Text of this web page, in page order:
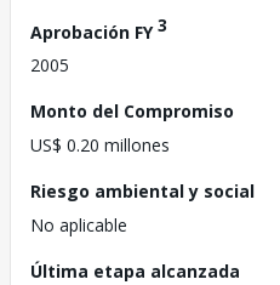
Aprobación FY3
2005
Monto del Compromiso
US$ 0.20 millones
Riesgo ambiental y social
No aplicable
Última etapa alcanzada